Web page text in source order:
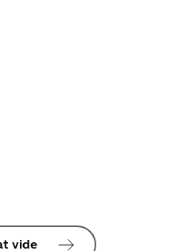
vide